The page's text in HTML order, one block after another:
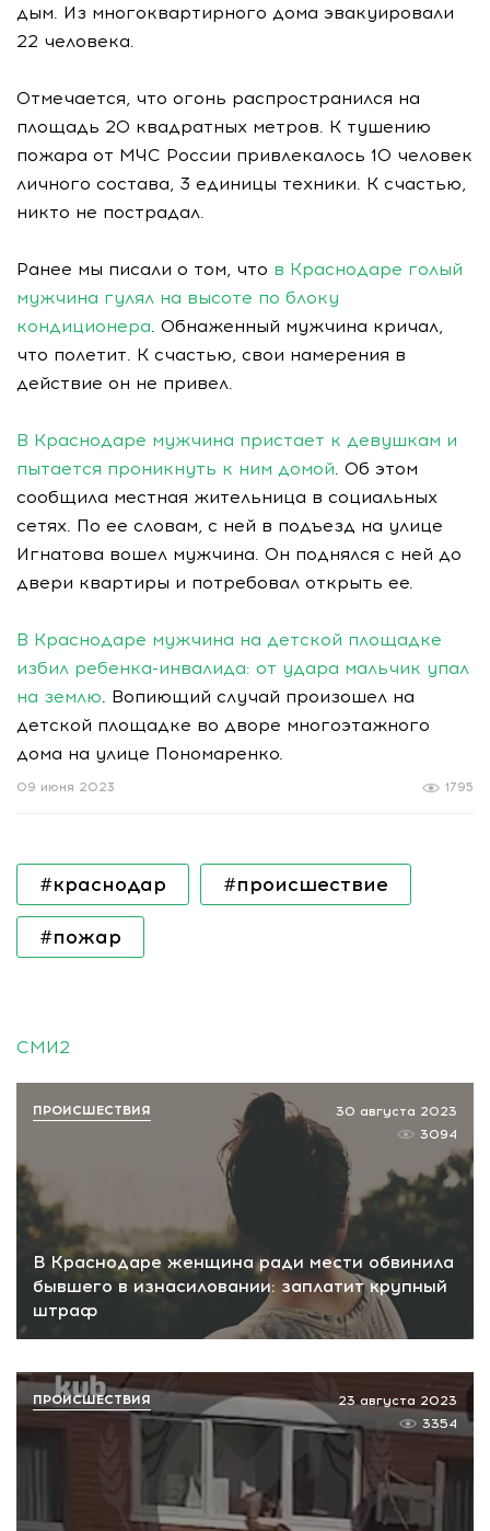
дым. Из многоквартирного дома эвакуировали
22 человека.
Отмечается, что огонь распространился на
площадь 20 квадратных метров. К тушению
пожара от МЧС России привлекалось 10 человек
личного состава, 3 единицы техники. К счастью,
никто не пострадал.
Ранее мы писали о том, что в Краснодаре голый
мужчина гулял на высоте по блоку
кондиционера . Обнаженный мужчина кричал,
что полетит. К счастью, свои намерения в
действие он не привел.
В Краснодаре мужчина пристает к девушкам и
пытается проникнуть к ним домой . Об этом
сообщила местная жительница в социальных
сетях. По ее словам, с ней в подъезд на улице
Игнатова вошел мужчина. Он поднялся с ней до
двери квартиры и потребовал открыть ее.
В Краснодаре мужчина на детской площадке
избил ребенка-инвалида: от удара мальчик упал
на землю . Вопиющий случай произошел на
детской площадке во дворе многоэтажного
дома на улице Пономаренко.
1795
09 июня 2023
#краснодар #происшествие
#пожар
СМИ2
В Краснодаре женщина ради мести обвинила
бывшего в изнасиловании: заплатит крупный
штраф
30 августа 2023
3094
ПРОИСШЕСТВИЯ
23 августа 2023
3354
ПРОИСШЕСТВИЯ